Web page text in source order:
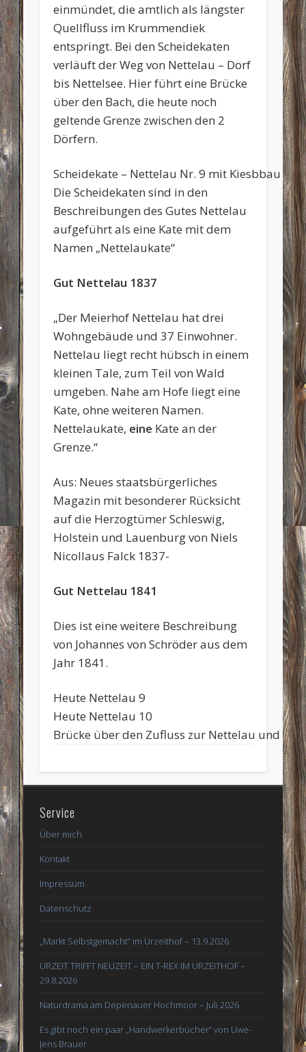
einmündet, die amtlich als längster
Quellfluss im Krummendiek
entspringt. Bei den Scheidekaten
verläuft der Weg von Nettelau – Dorf
bis Nettelsee. Hier führt eine Brücke
über den Bach, die heute noch
geltende Grenze zwischen den 2
Dörfern.
Scheidekate – Nettelau Nr. 9 mit Kiesbbau
Die Scheidekaten sind in den
Beschreibungen des Gutes Nettelau
aufgeführt als eine Kate mit dem
Namen „Nettelaukate“
Gut Nettelau 1837
„Der Meierhof Nettelau hat drei
Wohngebäude und 37 Einwohner.
Nettelau liegt recht hübsch in einem
kleinen Tale, zum Teil von Wald
umgeben. Nahe am Hofe liegt eine
Kate, ohne weiteren Namen.
Nettelaukate, eine Kate an der
Grenze.“
Aus: Neues staatsbürgerliches
Magazin mit besonderer Rücksicht
auf die Herzogtümer Schleswig,
Holstein und Lauenburg von Niels
Nicollaus Falck 1837-
Gut Nettelau 1841
Dies ist eine weitere Beschreibung
von Johannes von Schröder aus dem
Jahr 1841.
Heute Nettelau 9
Heute Nettelau 10
Brücke über den Zufluss zur Nettelau und
Service
Über mich
Kontakt
Impressum
Datenschutz
„Markt Selbstgemacht“ im Urzeithof – 13.9.2026
URZEIT TRIFFT NEUZEIT – EIN T-REX IM URZEITHOF –
29.8.2026
Naturdrama am Depenauer Hochmoor – Juli 2026
Es gibt noch ein paar „Handwerkerbücher“ von Uwe-
Jens Brauer